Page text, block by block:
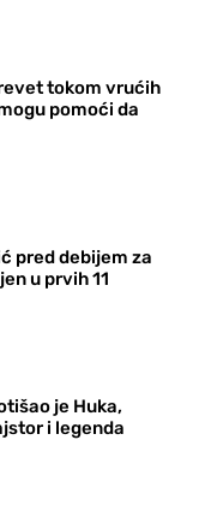
tokom vrućih
pomoći da
pred debijem za
u prvih 11
je Huka,
i legenda